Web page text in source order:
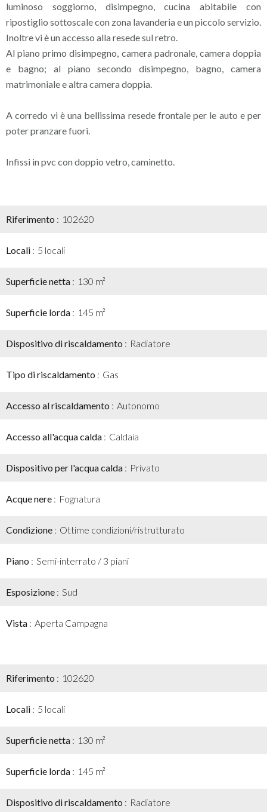
luminoso soggiorno, disimpegno, cucina abitabile con
ripostiglio sottoscale con zona lavanderia e un piccolo servizio.
Inoltre vi è un accesso alla resede sul retro.
Al piano primo disimpegno, camera padronale, camera doppia
e bagno; al piano secondo disimpegno, bagno, camera
matrimoniale e altra camera doppia.
A corredo vi è una bellissima resede frontale per le auto e per
poter pranzare fuori.
Infissi in pvc con doppio vetro, caminetto.
Riferimento 102620
Locali 5 locali
Superficie netta 130 m²
Superficie lorda 145 m²
Dispositivo di riscaldamento Radiatore
Tipo di riscaldamento Gas
Accesso al riscaldamento Autonomo
Accesso all'acqua calda Caldaia
Dispositivo per l'acqua calda Privato
Acque nere Fognatura
Condizione Ottime condizioni/ristrutturato
Piano Semi-interrato / 3 piani
Esposizione Sud
Vista Aperta Campagna
Riferimento 102620
Locali 5 locali
Superficie netta 130 m²
Superficie lorda 145 m²
Dispositivo di riscaldamento Radiatore